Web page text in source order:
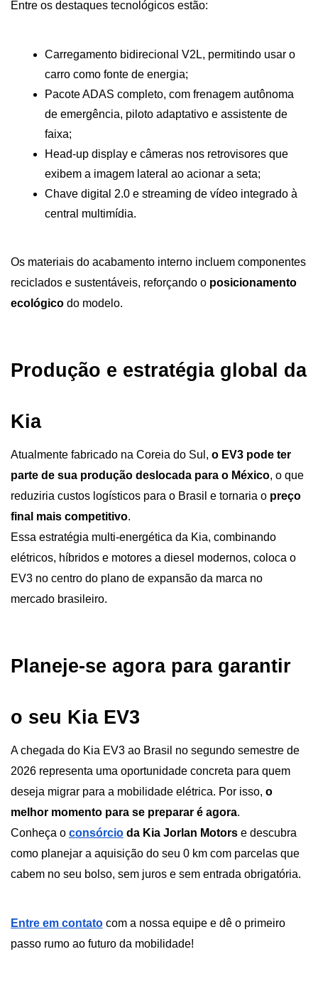
Entre os destaques tecnológicos estão:
Carregamento bidirecional V2L, permitindo usar o
carro como fonte de energia;
Pacote ADAS completo, com frenagem autônoma
de emergência, piloto adaptativo e assistente de
faixa;
Head-up display e câmeras nos retrovisores que
exibem a imagem lateral ao acionar a seta;
Chave digital 2.0 e streaming de vídeo integrado à
central multimídia.
Os materiais do acabamento interno incluem componentes
reciclados e sustentáveis, reforçando o posicionamento
ecológico do modelo.
Produção e estratégia global da
Kia
Atualmente fabricado na Coreia do Sul, o EV3 pode ter
parte de sua produção deslocada para o México, o que
reduziria custos logísticos para o Brasil e tornaria o preço
final mais competitivo.
Essa estratégia multi-energética da Kia, combinando
elétricos, híbridos e motores a diesel modernos, coloca o
EV3 no centro do plano de expansão da marca no
mercado brasileiro.
Planeje-se agora para garantir
o seu Kia EV3
A chegada do Kia EV3 ao Brasil no segundo semestre de
2026 representa uma oportunidade concreta para quem
deseja migrar para a mobilidade elétrica. Por isso, o
melhor momento para se preparar é agora.
Conheça o consórcio da Kia Jorlan Motors e descubra
como planejar a aquisição do seu 0 km com parcelas que
cabem no seu bolso, sem juros e sem entrada obrigatória.
Entre em contato com a nossa equipe e dê o primeiro
passo rumo ao futuro da mobilidade!